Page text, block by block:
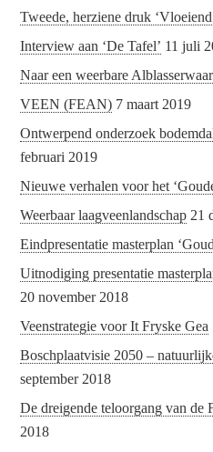
Tweede, herziene druk ‘Vloeiend
Interview aan ‘De Tafel’ 11 juli
Naar een weerbare
VEEN (FEAN) 7 maart 2019
Ontwerpend onderzoek
februari 2019
Nieuwe verhalen voor het
Weerbaar laagveenlandschap 21
Eindpresentatie masterplan
Uitnodiging presentatie
20 november 2018
Veenstrategie voor It Fryske Gea
Boschplaatvisie 2050 –
september 2018
De dreigende teloorgang van de
2018